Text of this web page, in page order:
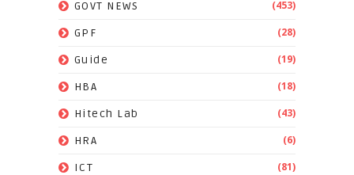
GOVT NEWS (453)
GPF (28)
Guide (19)
HBA (18)
Hitech Lab (43)
HRA (6)
ICT (81)